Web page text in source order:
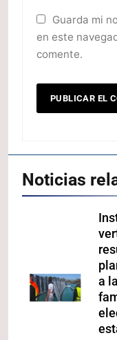
Guarda mi
en este
comente.
Noticias
a